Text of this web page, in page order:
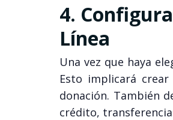
4.
Línea
Una vez que haya
Esto implicará
donación. También
crédito,